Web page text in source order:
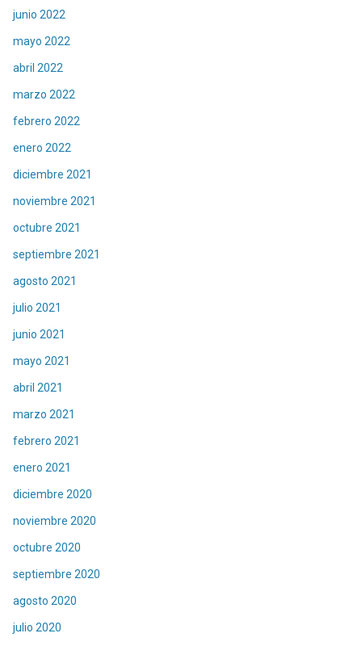
junio 2022
mayo 2022
abril 2022
marzo 2022
febrero 2022
enero 2022
diciembre 2021
noviembre 2021
octubre 2021
septiembre 2021
agosto 2021
julio 2021
junio 2021
mayo 2021
abril 2021
marzo 2021
febrero 2021
enero 2021
diciembre 2020
noviembre 2020
octubre 2020
septiembre 2020
agosto 2020
julio 2020